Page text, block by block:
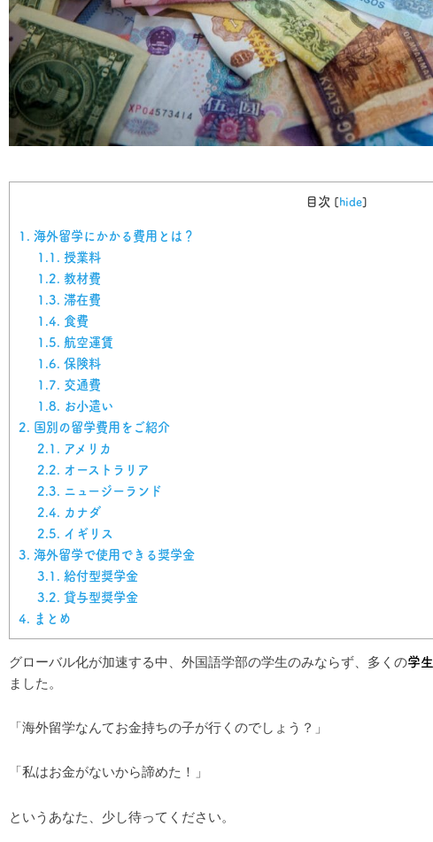
目次 [hide]
1.
海外留学にかかる費用とは？
1.1.
授業料
1.2. 教材費
1.3. 滞在費
1.4.
食費
1.5. 航空運賃
1.6. 保険料
1.7.
交通費
1.8.
お小遣い
2.
国別の留学費用をご紹介
2.1.
アメリカ
2.2.
オーストラリア
2.3.
ニュージーランド
2.4.
カナダ
2.5.
イギリス
3. 海外留学で使用できる奨学金
3.1.
給付型奨学金
3.2. 貸与型奨学金
4.
まとめ
グローバル化が加速する中、外国語学部の学生のみならず、多くの学生
ました。
「海外留学なんてお金持ちの子が行くのでしょう？」
「私はお金がないから諦めた！」
というあなた、少し待ってください。